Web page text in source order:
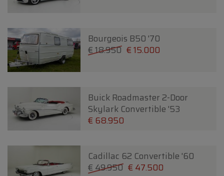
Bourgeois B50 '70
€ 18.950 € 15.000
Buick Roadmaster 2-Door
Skylark Convertible '53
€ 68.950
Cadillac 62 Convertible '60
€ 49.950 € 47.500